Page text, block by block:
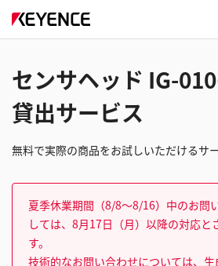
センサヘッド IG-
貸出サービス
無料で実際の商品をお試しいただけるサー
夏季休業期間（8/8～8/16）中のお問
しては、8月17日（月）以降の対応と
す。
技術的なお問い合わせについては、生